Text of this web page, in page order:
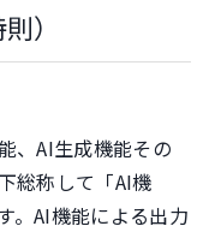
）
、AI生成機能その
総称して「AI機
。AI機能による出力